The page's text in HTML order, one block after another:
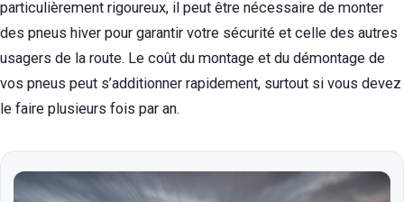
particulièrement rigoureux, il peut être nécessaire de monter
des pneus hiver pour garantir votre sécurité et celle des autres
usagers de la route. Le coût du montage et du démontage de
vos pneus peut s’additionner rapidement, surtout si vous devez
le faire plusieurs fois par an.